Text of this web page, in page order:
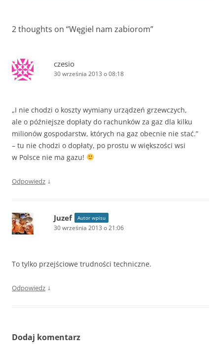
2 thoughts on “Węgiel nam zabiorom”
czesio
30 września 2013 o 08:18
„I nie cho­dzi o koszty wymiany urzą­dzeń grzew­czych,
ale o póź­niej­sze dopłaty do rachun­ków za gaz dla kilku
milio­nów gospo­darstw, któ­rych na gaz obec­nie nie stać.”
– tu nie chodzi o dopłaty, po prostu w większości wsi
w Polsce nie ma gazu!
Odpowiedz ↓
Juzef Autor wpisu
30 września 2013 o 21:06
To tylko przejściowe trudności techniczne.
Odpowiedz ↓
Dodaj komentarz